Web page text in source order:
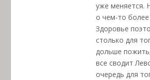
уже меняется.
о чем-то более
Здоровье
столько для
дольше
все сводит
очередь для